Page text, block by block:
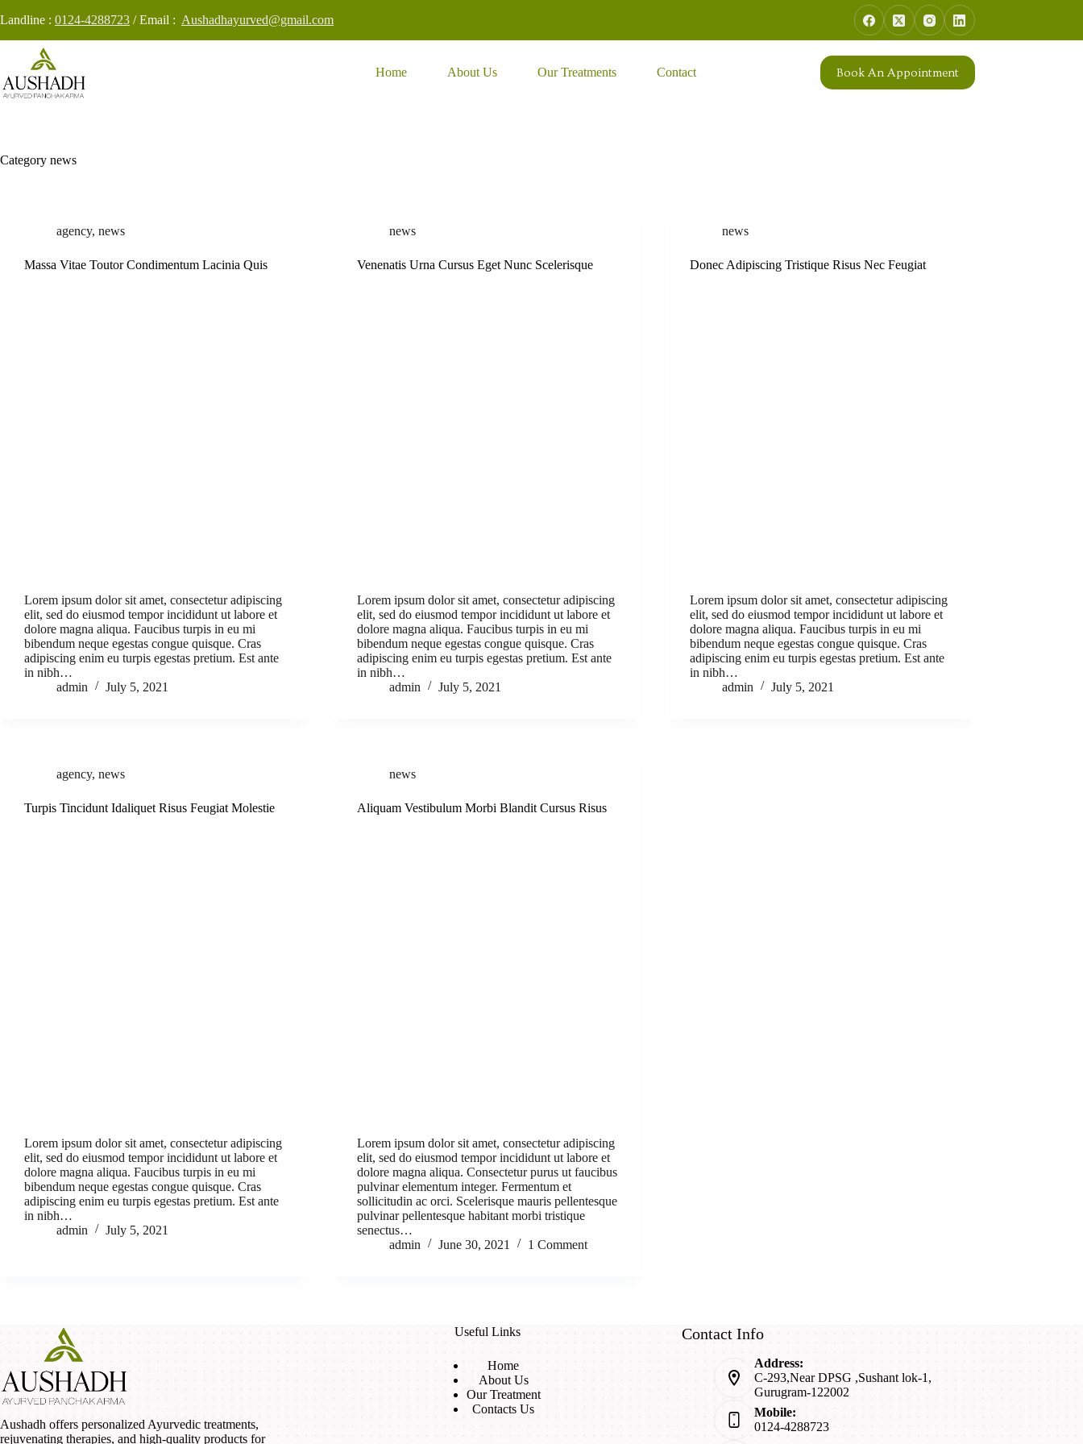
to
Landline : 0124-4288723 / Email : Aushadhayurved@gmail.com
Home About Us Our Treatments Contact Book An Appointment
Category news
agency, news
Massa Vitae Toutor Condimentum Lacinia Quis
Lorem ipsum dolor sit amet, consectetur adipiscing
elit, sed do eiusmod tempor incididunt ut labore et
dolore magna aliqua. Faucibus turpis in eu mi
bibendum neque egestas congue quisque. Cras
adipiscing enim eu turpis egestas pretium. Est ante
in nibh…
admin
July 5, 2021
news
Venenatis Urna Cursus Eget Nunc Scelerisque
Lorem ipsum dolor sit amet, consectetur adipiscing
elit, sed do eiusmod tempor incididunt ut labore et
dolore magna aliqua. Faucibus turpis in eu mi
bibendum neque egestas congue quisque. Cras
adipiscing enim eu turpis egestas pretium. Est ante
in nibh…
admin
July 5, 2021
news
Donec Adipiscing Tristique Risus Nec Feugiat
Lorem ipsum dolor sit amet, consectetur adipiscing
elit, sed do eiusmod tempor incididunt ut labore et
dolore magna aliqua. Faucibus turpis in eu mi
bibendum neque egestas congue quisque. Cras
adipiscing enim eu turpis egestas pretium. Est ante
in nibh…
admin
July 5, 2021
agency, news
Turpis Tincidunt Idaliquet Risus Feugiat Molestie
Lorem ipsum dolor sit amet, consectetur adipiscing
elit, sed do eiusmod tempor incididunt ut labore et
dolore magna aliqua. Faucibus turpis in eu mi
bibendum neque egestas congue quisque. Cras
adipiscing enim eu turpis egestas pretium. Est ante
in nibh…
admin
July 5, 2021
news
Aliquam Vestibulum Morbi Blandit Cursus Risus
Lorem ipsum dolor sit amet, consectetur adipiscing
elit, sed do eiusmod tempor incididunt ut labore et
dolore magna aliqua. Consectetur purus ut faucibus
pulvinar elementum integer. Fermentum et
sollicitudin ac orci. Scelerisque mauris pellentesque
pulvinar pellentesque habitant morbi tristique
senectus…
admin
June 30, 2021 1 Comment
Aushadh offers personalized Ayurvedic treatments,
rejuvenating therapies, and high-quality products for
Useful Links
Home
About Us
Our Treatment
Contacts Us
Contact Info
Address:
C-293,Near DPSG ,Sushant lok-1,
Gurugram-122002
Mobile:
0124-4288723